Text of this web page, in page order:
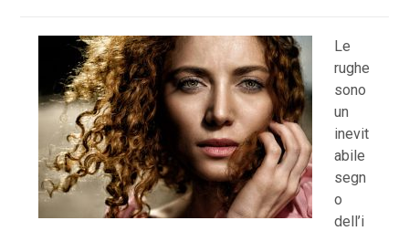
Le
rughe
sono
un
inevit
abile
segn
o
dell’i